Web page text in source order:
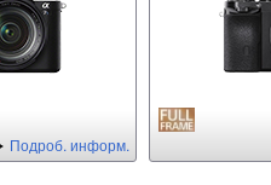
Подроб. информ.